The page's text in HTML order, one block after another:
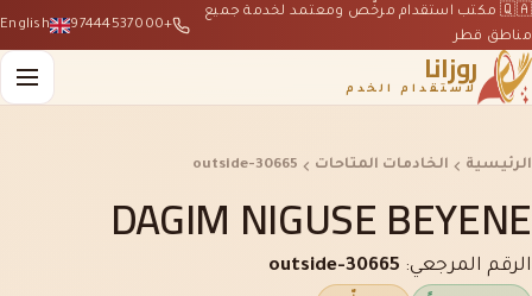
🇶🇦 مكتب استقدام مرخّص ومعتمد لخدمة جميع
مناطق قطر
+97444537000
English
روزانا
لاستقدام الخدم
الرئيسية الخادمات المتاحات outside-30665
DAGIM NIGUSE BEYENE
الرقم المرجعي: outside-30665